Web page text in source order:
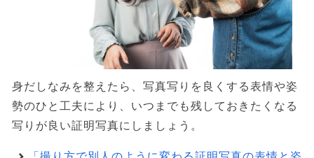
身だしなみを整えたら、写真写りを良くする表情や姿
勢のひと工夫により、いつまでも残しておきたくなる
写りが良い証明写真にしましょう。